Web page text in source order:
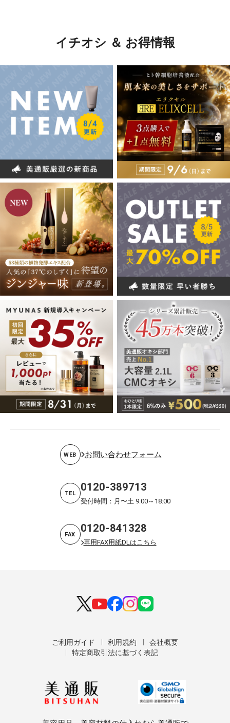
イチオシ ＆ お得情報
WEB お問い合わせフォーム
TEL 0120-389713
受付時間：月〜土 9:00～18:00
FAX 0120-841328
専用FAX用紙DLはこちら
ご利用ガイド 利用規約
会社概要
特定商取引法に基づく表記